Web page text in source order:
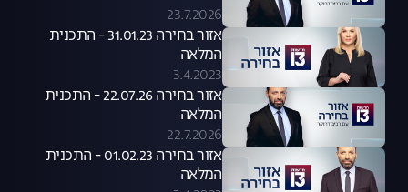
23.7.2026
אזור בחירה 31.01.23 - התכנית
המלאה
3.4.2023
אזור בחירה 22.07.26 - התכנית
המלאה
22.7.2026
אזור בחירה 01.02.23 - התכנית
המלאה